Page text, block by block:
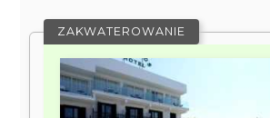
ZAKWATEROWANIE